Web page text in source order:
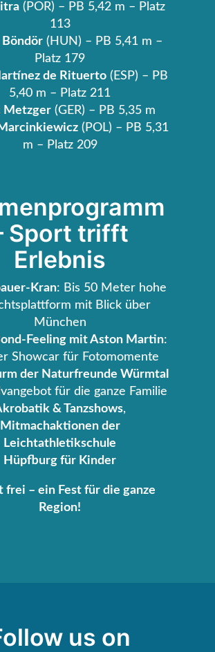
(POR) – PB 5,42 m – Platz
113
(HUN) – PB 5,41 m –
Platz 179
de Rituerto(ESP) – PB
5,40 m – Platz 211
Metzger(GER) – PB 5,35 m
(POL) – PB 5,31
m – Platz 209
Sport trifft
Erlebnis
Kran: Bis 50 Meter hohe
mit Blick über
München
Feeling mit Aston Martin:
Showcar für Fotomomente
der Naturfreunde Würmtal
für die ganze Familie
& Tanzshows,
Mitmachaktionen der
Leichtathletikschule
Hüpfburgfür Kinder
frei – ein Fest für die ganze
Region!
us on